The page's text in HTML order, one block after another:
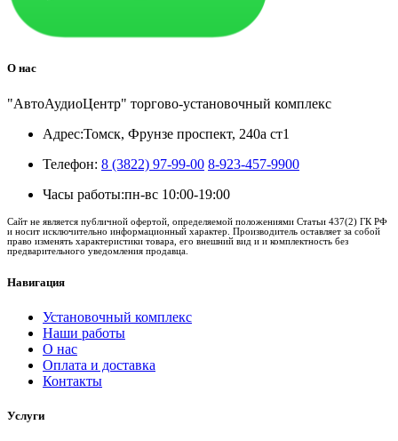
О нас
"АвтоАудиоЦентр" торгово-установочный комплекс
Адрес:Томск, Фрунзе проспект, 240а ст1
Телефон: 8 (3822) 97-99-00 8-923-457-9900
Часы работы:пн-вс 10:00-19:00
Сайт не является публичной офертой, определяемой положениями Статьи 437(2) ГК РФ
и носит исключительно информационный характер. Производитель оставляет за собой
право изменять характеристики товара, его внешний вид и и комплектность без
предварительного уведомления продавца.
Навигация
Установочный комплекс
Наши работы
О нас
Оплата и доставка
Контакты
Услуги